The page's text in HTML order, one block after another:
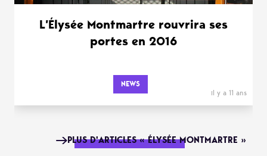
L’Élysée Montmartre rouvrira ses
portes en 2016
NEWS
il y a 11 ans
PLUS D'ARTICLES « ÉLYSÉE MONTMARTRE »